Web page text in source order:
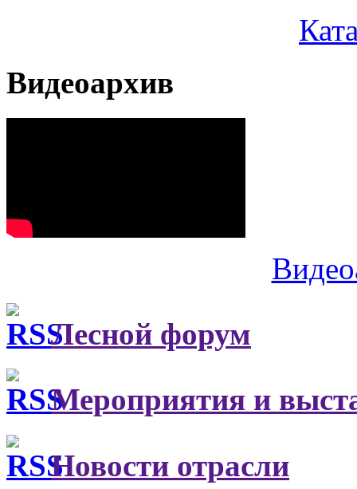
Видеоархив
Лесной форум
Мероприятия и
Новости отрасли